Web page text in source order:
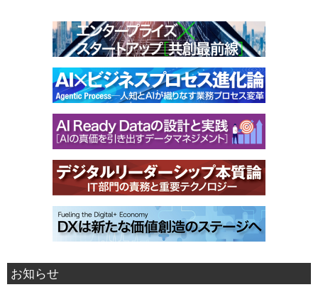
お知らせ